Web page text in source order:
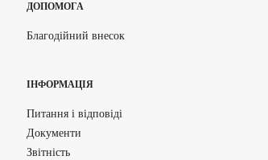
ДОПОМОГА
Благодійний внесок
ІНФОРМАЦІЯ
Питання і відповіді
Документи
Звітність